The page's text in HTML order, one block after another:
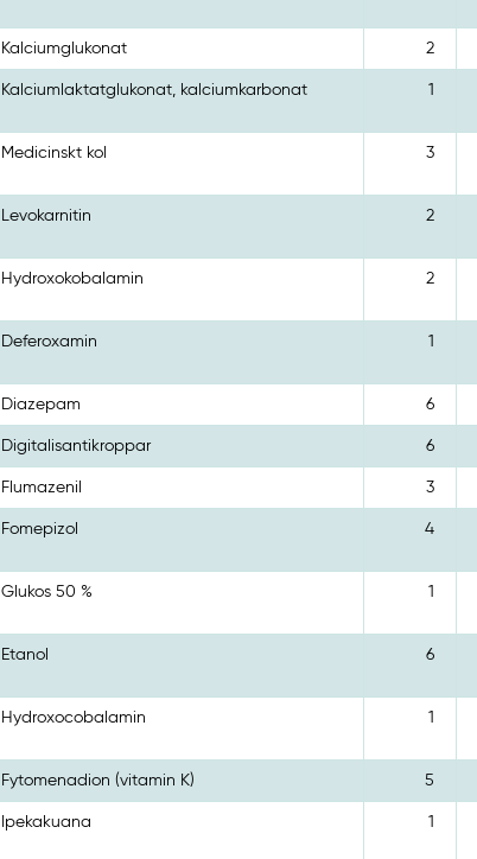
Kalciumglukonat 2
Kalciumlaktatglukonat, kalciumkarbonat 1
Medicinskt kol 3
Levokarnitin 2
Hydroxokobalamin 2
Deferoxamin 1
Diazepam 6
Digitalisantikroppar 6
Flumazenil 3
Fomepizol 4
Glukos 50 % 1
Etanol 6
Hydroxocobalamin 1
Fytomenadion (vitamin K) 5
Ipekakuana 1